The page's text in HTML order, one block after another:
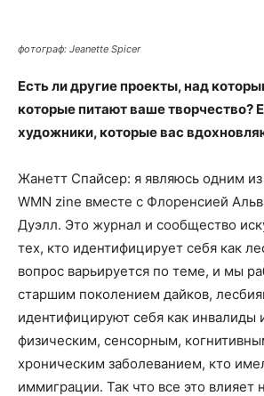
фотограф: Jeanette Spicer
Есть ли другие проекты, над
которые питают ваше творчество?
художники, которые вас
Жанетт Спайсер: я являюсь одним
WMN zine вместе с Флоренсией
Дуэлл. Это журнал и сообщество
тех, кто идентифицирует себя как
вопрос варьируется по теме, и мы
старшим поколением дайков,
идентифицируют себя как инвалиды
физическим, сенсорным,
хроническим заболеванием, кто
иммиграции. Так что все это влияет